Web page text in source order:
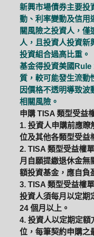
新興市場債券主要投
動、利率變動及信用
關風險之投資人，僅
人，且投資人投資新
投資組合過高比重。
基金得投資美國
質，較可能發生流動
因價格不透明導致波
相關風險。
申購 TISA 類型受益
1. 投資人申購前應瞭
位及其他各類型受益
2. TISA 類型受益權
月自願提繳退休金無
額投資基金，應自負
3. TISA 類型受益權
投資人須每月以定期
24 個月以上。
4. 投資人以定期定額
位，每筆契約申購之